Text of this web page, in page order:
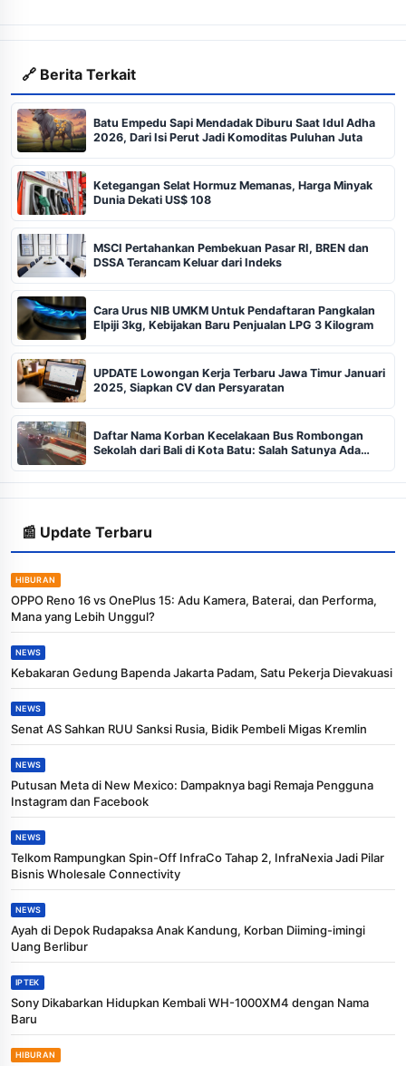
🔗 Berita Terkait
Batu Empedu Sapi Mendadak Diburu Saat Idul Adha
2026, Dari Isi Perut Jadi Komoditas Puluhan Juta
Ketegangan Selat Hormuz Memanas, Harga Minyak
Dunia Dekati US$ 108
MSCI Pertahankan Pembekuan Pasar RI, BREN dan
DSSA Terancam Keluar dari Indeks
Cara Urus NIB UMKM Untuk Pendaftaran Pangkalan
Elpiji 3kg, Kebijakan Baru Penjualan LPG 3 Kilogram
UPDATE Lowongan Kerja Terbaru Jawa Timur Januari
2025, Siapkan CV dan Persyaratan
Daftar Nama Korban Kecelakaan Bus Rombongan
Sekolah dari Bali di Kota Batu: Salah Satunya Ada
📰 Update Terbaru
HIBURAN
OPPO Reno 16 vs OnePlus 15: Adu Kamera, Baterai, dan Performa,
Mana yang Lebih Unggul?
NEWS
Kebakaran Gedung Bapenda Jakarta Padam, Satu Pekerja Dievakuasi
NEWS
Senat AS Sahkan RUU Sanksi Rusia, Bidik Pembeli Migas Kremlin
NEWS
Putusan Meta di New Mexico: Dampaknya bagi Remaja Pengguna
Instagram dan Facebook
NEWS
Telkom Rampungkan Spin-Off InfraCo Tahap 2, InfraNexia Jadi Pilar
Bisnis Wholesale Connectivity
NEWS
Ayah di Depok Rudapaksa Anak Kandung, Korban Diiming-imingi
Uang Berlibur
IPTEK
Sony Dikabarkan Hidupkan Kembali WH-1000XM4 dengan Nama
Baru
HIBURAN